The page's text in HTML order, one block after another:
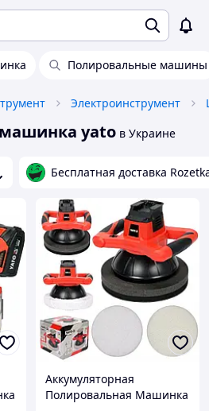
Полировальные машины
Электроинструмент
yato в Украине
Бесплатная доставка
Аккумуляторная
Полировальная Машинка